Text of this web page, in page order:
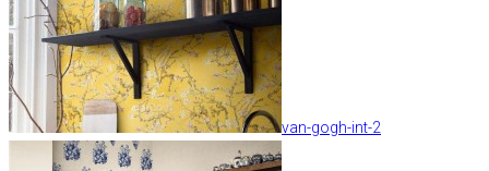
van-gogh-int-2